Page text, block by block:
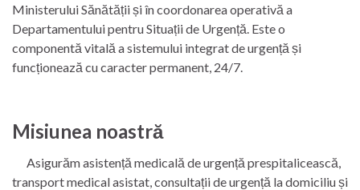
Ministerului Sănătății și în coordonarea operativă a
Departamentului pentru Situații de Urgență. Este o
componentă vitală a sistemului integrat de urgență și
funcționează cu caracter permanent, 24/7.
Misiunea noastră
Asigurăm asistență medicală de urgență prespitalicească,
transport medical asistat, consultații de urgență la domiciliu și